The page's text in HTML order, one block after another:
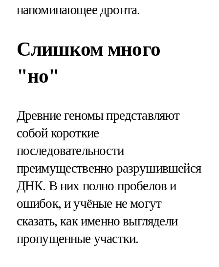
напоминающее дронта.
Слишком много
"но"
Древние геномы представляют
собой короткие
последовательности
преимущественно разрушившейся
ДНК. В них полно пробелов и
ошибок, и учёные не могут
сказать, как именно выглядели
пропущенные участки.